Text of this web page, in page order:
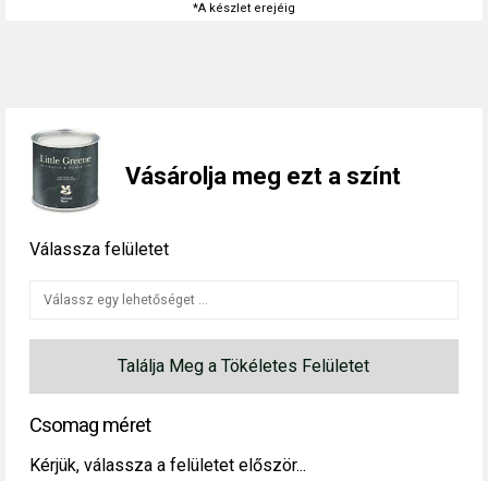
*A készlet erejéig
Vásárolja meg ezt a színt
Válassza felületet
Találja Meg a Tökéletes Felületet
Csomag méret
Kérjük, válassza a felületet először...